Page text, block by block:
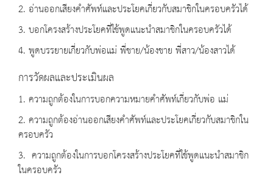
2. อ่านออกเสียงคำศัพท์และประโยคเกี่ยวกับสมาชิกในครอบครัวได้
3. บอกโครงสร้างประโยคที่ใช้พูดแนะนำสมาชิกในครอบครัวได้
4. พูดบรรยายเกี่ยวกับพ่อแม่ พี่ชาย/น้องชาย พี่สาว/น้องสาวได้
การวัดผลและประเมินผล
1. ความถูกต้องในการบอกความหมายคำศัพท์เกี่ยวกับพ่อ แม่
2. ความถูกต้องอ่านออกเสียงคำศัพท์และประโยคเกี่ยวกับสมาชิกใน
ครอบครัว
3. ความถูกต้องในการบอกโครงสร้างประโยคที่ใช้พูดแนะนำสมาชิก
ในครอบครัว